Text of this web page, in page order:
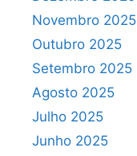
Novembro 2025
Outubro 2025
Setembro 2025
Agosto 2025
Julho 2025
Junho 2025